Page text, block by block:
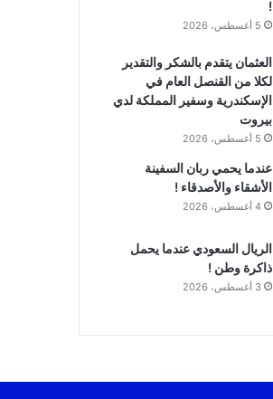
!
5 أغسطس، 2026
العثمان يتقدم بالشكر والتقدير
لكلا من القنصل العام في
الإسكندرية وسفير المملكة لدي
بيروت
5 أغسطس، 2026
عندما يحمي ربان السفينة
الأشقاء والأصدقاء !
4 أغسطس، 2026
الريال السعودي عندما يحمل
ذاكرة وطن !
3 أغسطس، 2026